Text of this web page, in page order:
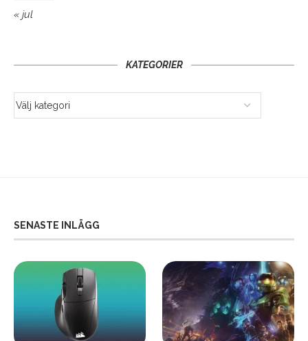
« jul
KATEGORIER
SENASTE INLÄGG